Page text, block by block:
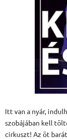
Itt van a nyár,
szobájában kell
cirkuszt! Az öt